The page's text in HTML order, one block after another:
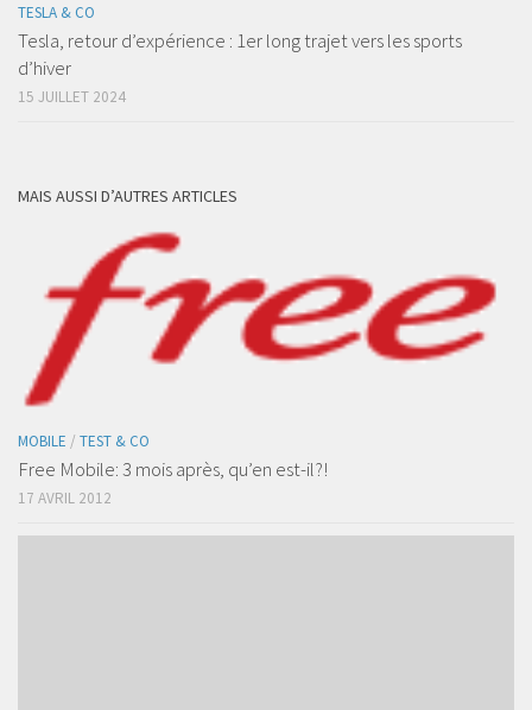
TESLA & CO
Tesla, retour d’expérience : 1er long trajet vers les sports
d’hiver
15 JUILLET 2024
MAIS AUSSI D’AUTRES ARTICLES
MOBILE / TEST & CO
Free Mobile: 3 mois après, qu’en est-il?!
17 AVRIL 2012